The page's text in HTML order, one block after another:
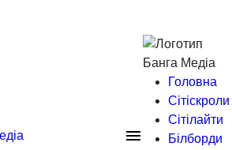
Головна
Сітіскроли
Сітілайти
Білборди